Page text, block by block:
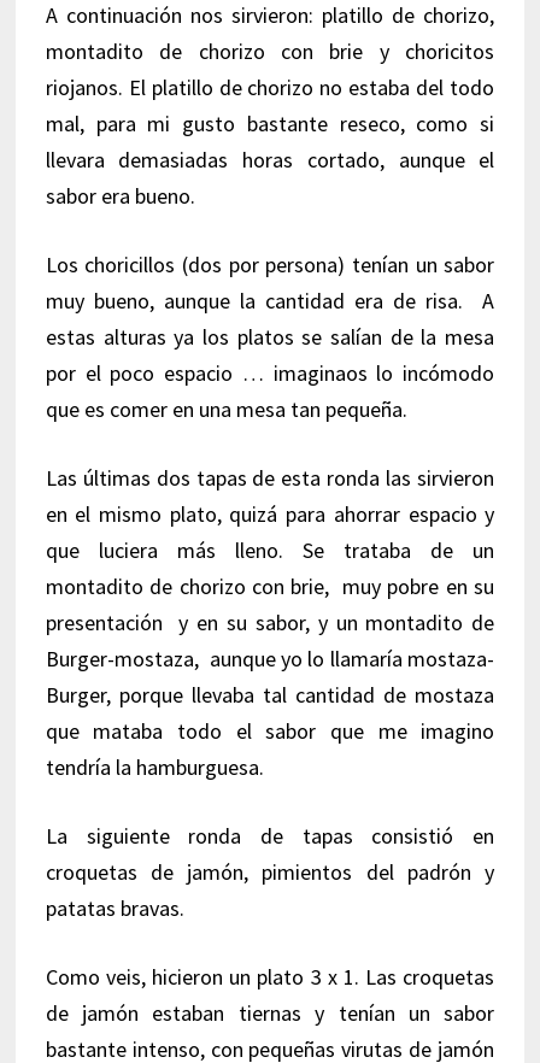
A continuación nos sirvieron: platillo de chorizo,
montadito de chorizo con brie y choricitos
riojanos. El platillo de chorizo no estaba del todo
mal, para mi gusto bastante reseco, como si
llevara demasiadas horas cortado, aunque el
sabor era bueno.
Los choricillos (dos por persona) tenían un sabor
muy bueno, aunque la cantidad era de risa. A
estas alturas ya los platos se salían de la mesa
por el poco espacio … imaginaos lo incómodo
que es comer en una mesa tan pequeña.
Las últimas dos tapas de esta ronda las sirvieron
en el mismo plato, quizá para ahorrar espacio y
que luciera más lleno. Se trataba de un
montadito de chorizo con brie, muy pobre en su
presentación y en su sabor, y un montadito de
Burger-mostaza, aunque yo lo llamaría mostaza-
Burger, porque llevaba tal cantidad de mostaza
que mataba todo el sabor que me imagino
tendría la hamburguesa.
La siguiente ronda de tapas consistió en
croquetas de jamón, pimientos del padrón y
patatas bravas.
Como veis, hicieron un plato 3 x 1. Las croquetas
de jamón estaban tiernas y tenían un sabor
bastante intenso, con pequeñas virutas de jamón